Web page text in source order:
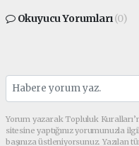
Okuyucu Yorumları(0)
Yorum yazarak Topluluk
sitesine yaptığınız yorumunuzla
başınıza üstleniyorsunuz.